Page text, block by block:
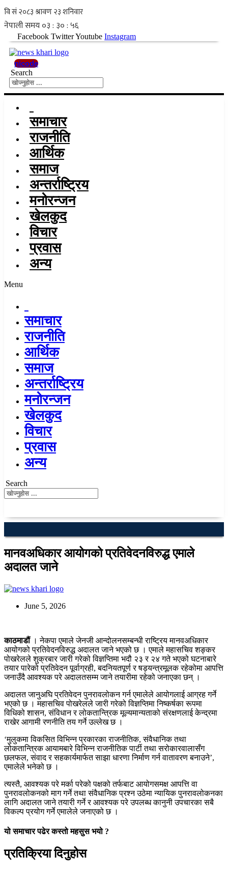
Skip
to
content
Facebook TwitterYoutube Instagram
nicode
Search
समाचार
राजनीति
आर्थिक
समाज
अन्तर्राष्ट्रिय
मनोरन्जन
खेलकुद
विचार
प्रवास
अन्य
Menu
समाचार
राजनीति
आर्थिक
समाज
अन्तर्राष्ट्रिय
मनोरन्जन
खेलकुद
विचार
प्रवास
अन्य
Search
मानवअधिकार आयोगको प्रतिवेदनविरुद्ध एमाले
अदालत जाने
June 5, 2026
काठमाडौं। नेकपा एमाले जेनजी आन्दोलनसम्बन्धी राष्ट्रिय मानवअधिकार
आयोगको प्रतिवेदनविरुद्ध अदालत जाने भएको छ । एमाले महासचिव शङ्कर
पोखरेलले शुक्रबार जारी गरेको विज्ञप्तिमा भदौ २३ र २४ गते भएको घटनाबारे
तयार पारेको प्रतिवेदन पूर्वाग्रही, बदनियतपूर्ण र षड्यन्त्रमूलक रहेकोमा आपत्ति
जनाउँदै आवश्यक परे अदालतसम्म जाने तयारीमा रहेको जनाएका छन् ।
अदालत जानुअघि प्रतिवेदन पुनरावलोकन गर्न एमालेले आयोगलाई आग्रह गर्ने
भएको छ । महासचिव पोखरेलले जारी गरेको विज्ञप्तिमा निष्कर्षका रूपमा
विधिको शासन, संविधान र लोकतान्त्रिक मूल्यमान्यताको संरक्षणलाई केन्द्रमा
राखेर आगामी रणनीति तय गर्ने उल्लेख छ ।
‘मुलुकमा विकसित विभिन्न प्रकारका राजनीतिक, संवैधानिक तथा
लोकतान्त्रिक आयामबारे विभिन्न राजनीतिक पार्टी तथा सरोकारवालासँग
छलफल, संवाद र सहकार्यमार्फत साझा धारणा निर्माण गर्न वातावरण बनाउने’,
एमालेले भनेको छ ।
त्यस्तै, आवश्यक परे मर्का परेको पक्षको तर्फबाट आयोगसमक्ष आपत्ति वा
पुनरावलोकनको माग गर्ने तथा संवैधानिक प्रश्न उठेमा न्यायिक पुनरावलोकनका
लागि अदालत जाने तयारी गर्ने र आवश्यक परे उपलब्ध कानुनी उपचारका सबै
विकल्प प्रयोग गर्ने एमालेले जनाएको छ ।
यो समाचार पढेर कस्तो महसुस भयो ?
प्रतिक्रिया दिनुहोस